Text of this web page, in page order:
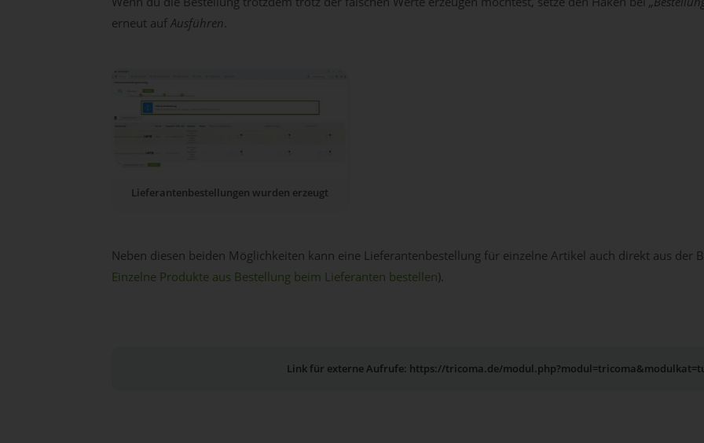
erneut auf Ausführen.
Lieferantenbestellungen wurden erzeugt
Neben diesen beiden Möglichkeiten kann eine Lieferantenbestellung für einzelne Artikel auch direkt aus der
Einzelne Produkte aus Bestellung beim Lieferanten bestellen).
Link für externe Aufrufe: https://tricoma.de/